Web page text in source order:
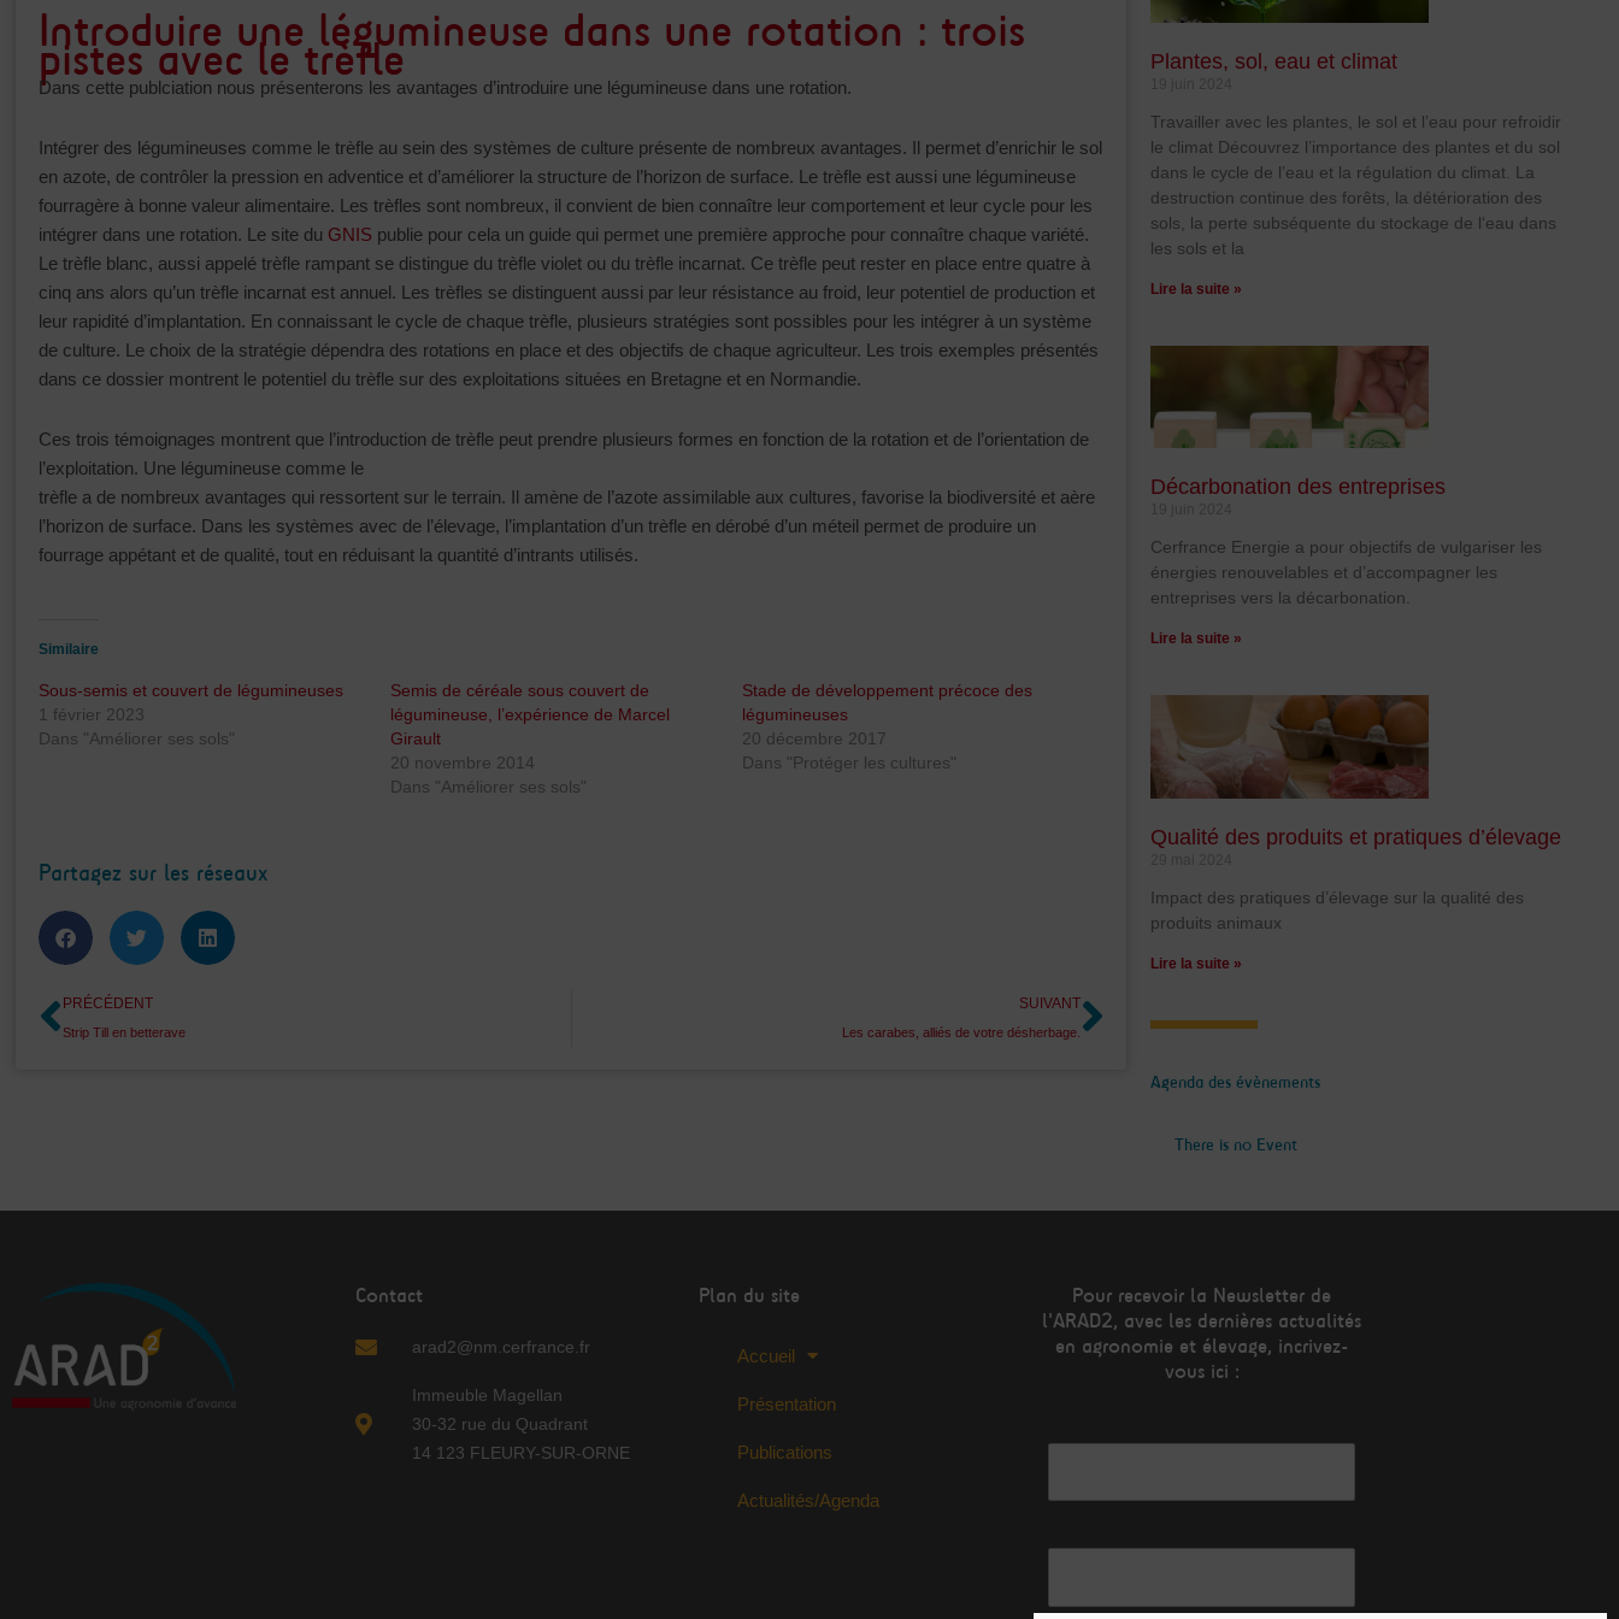
Introduire une légumineuse dans une rotation : trois
pistes avec le trèfle
Dans cette publciation nous présenterons les avantages d’introduire une légumineuse dans une rotation.
Intégrer des légumineuses comme le trèfle au sein des systèmes de culture présente de nombreux avantages. Il permet d’enrichir le sol
en azote, de contrôler la pression en adventice et d’améliorer la structure de l’horizon de surface. Le trèfle est aussi une légumineuse
fourragère à bonne valeur alimentaire. Les trèfles sont nombreux, il convient de bien connaître leur comportement et leur cycle pour les
intégrer dans une rotation. Le site du GNIS publie pour cela un guide qui permet une première approche pour connaître chaque variété.
Le trèfle blanc, aussi appelé trèfle rampant se distingue du trèfle violet ou du trèfle incarnat. Ce trèfle peut rester en place entre quatre à
cinq ans alors qu’un trèfle incarnat est annuel. Les trèfles se distinguent aussi par leur résistance au froid, leur potentiel de production et
leur rapidité d’implantation. En connaissant le cycle de chaque trèfle, plusieurs stratégies sont possibles pour les intégrer à un système
de culture. Le choix de la stratégie dépendra des rotations en place et des objectifs de chaque agriculteur. Les trois exemples présentés
dans ce dossier montrent le potentiel du trèfle sur des exploitations situées en Bretagne et en Normandie.
Ces trois témoignages montrent que l’introduction de trèfle peut prendre plusieurs formes en fonction de la rotation et de l’orientation de
l’exploitation. Une légumineuse comme le
trèfle a de nombreux avantages qui ressortent sur le terrain. Il amène de l’azote assimilable aux cultures, favorise la biodiversité et aère
l’horizon de surface. Dans les systèmes avec de l’élevage, l’implantation d’un trèfle en dérobé d’un méteil permet de produire un
fourrage appétant et de qualité, tout en réduisant la quantité d’intrants utilisés.
Similaire
Sous-semis et couvert de légumineuses
1 février 2023
Dans "Améliorer ses sols"
Semis de céréale sous couvert de
légumineuse, l’expérience de Marcel
Girault
20 novembre 2014
Dans "Améliorer ses sols"
Stade de développement précoce des
légumineuses
20 décembre 2017
Dans "Protéger les cultures"
Partagez sur les réseaux
Précédent
PRÉCÉDENT
Strip Till en betterave
SUIVANT
Les carabes, alliés de votre désherbage.
Suivant
Plantes, sol, eau et climat
Travailler avec les plantes, le sol et l’eau pour refroidir
le climat Découvrez l’importance des plantes et du sol
dans le cycle de l’eau et la régulation du climat. La
destruction continue des forêts, la détérioration des
sols, la perte subséquente du stockage de l‘eau dans
les sols et la
Lire la suite »
Décarbonation des entreprises
Cerfrance Energie a pour objectifs de vulgariser les
énergies renouvelables et d’accompagner les
entreprises vers la décarbonation.
Lire la suite »
Qualité des produits et pratiques d’élevage
Impact des pratiques d’élevage sur la qualité des
produits animaux
Lire la suite »
Agenda des évènements
There is no Event
Contact
arad2@nm.cerfrance.fr
Immeuble Magellan
30-32 rue du Quadrant
14 123 FLEURY-SUR-ORNE
Plan du site
Accueil
Présentation
Publications
Actualités/Agenda
Pour recevoir la Newsletter de
l'ARAD2, avec les dernières actualités
en agronomie et élevage, incrivez-
vous ici :